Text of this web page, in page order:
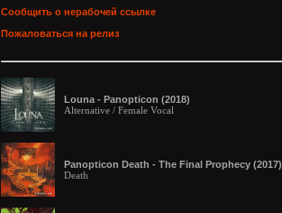
Сообщить о нерабочей ссылке
Пожаловаться на релиз
Louna - Panopticon (2018)
Alternative / Female Vocal
Panopticon Death - The Final Prophecy (2017)
Death